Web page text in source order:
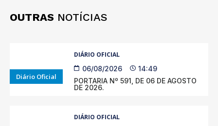
OUTRAS NOTÍCIAS
Diário Oficial
DIÁRIO OFICIAL
06/08/2026
14:49
PORTARIA Nº 591, DE 06 DE AGOSTO
DE 2026.
DIÁRIO OFICIAL